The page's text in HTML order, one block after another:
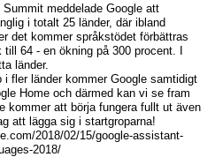
meddelade Google att
i totalt 25 länder, där ibland
det kommer språkstödet förbättras
64 - en ökning på 300 procent. I
länder.
i fler länder kommer Google samtidigt
Home och därmed kan vi se fram
kommer att börja fungera fullt ut även
att lägga sig i startgroparna!
2018/02/15/google-assistant-
2018/